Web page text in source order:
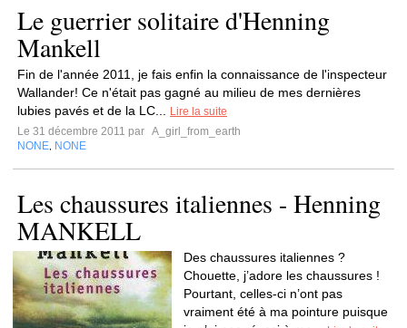
Le guerrier solitaire d'Henning
Mankell
Fin de l'année 2011, je fais enfin la connaissance de l'inspecteur
Wallander! Ce n'était pas gagné au milieu de mes dernières
lubies pavés et de la LC...
Lire la suite
Le 31 décembre 2011 par A_girl_from_earth
NONE NONE
Les chaussures italiennes - Henning
MANKELL
Des chaussures italiennes ?
Chouette, j’adore les chaussures !
Pourtant, celles-ci n’ont pas
vraiment été à ma pointure puisque